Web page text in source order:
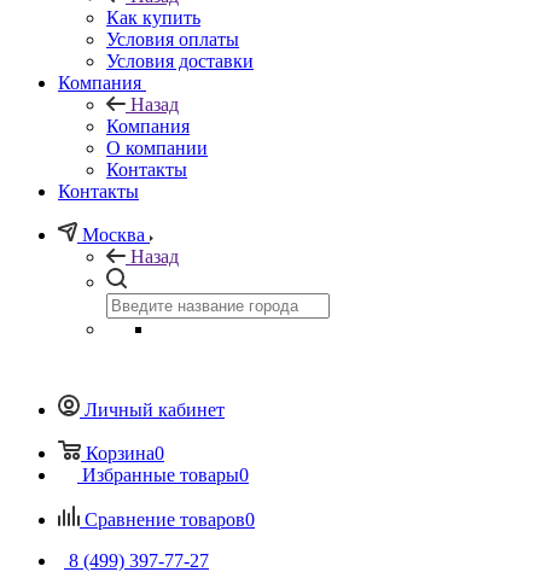
Как купить
Условия оплаты
Условия доставки
Компания
Назад
Компания
О компании
Контакты
Контакты
Москва
Назад
Личный кабинет
Корзина0
Избранные товары0
Сравнение товаров0
8 (499) 397-77-27